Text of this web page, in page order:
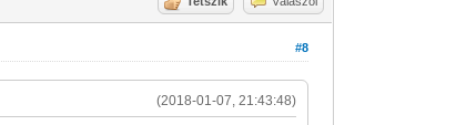
#8
(2018-01-07, 21:43:48)